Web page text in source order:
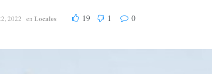
2022 en Locales 19 1 0